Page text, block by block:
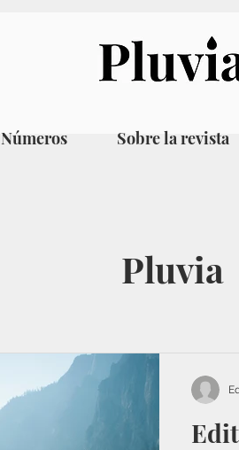
Números Sobre la revista
Pluvia